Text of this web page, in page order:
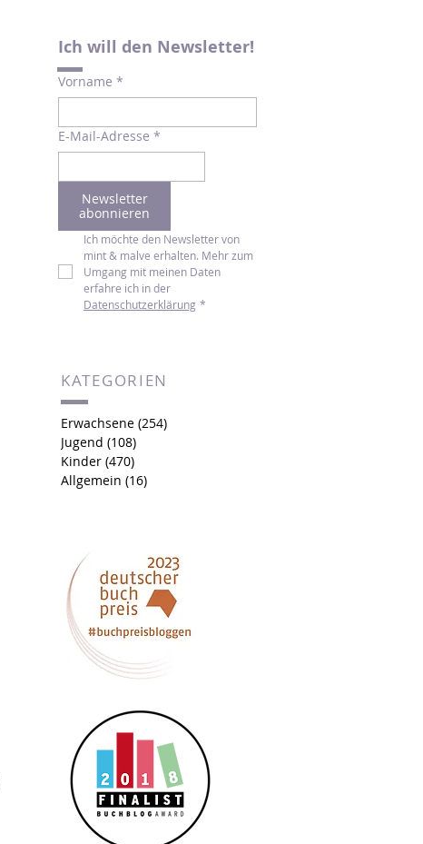
Ich will den Newsletter!
Vorname *
E-Mail-Adresse *
Newsletter
abonnieren
Ich möchte den Newsletter von
mint & malve erhalten. Mehr zum
Umgang mit meinen Daten
Datenschutzerklärung *
KATEGORIEN
Erwachsene (254)
Jugend (108)
Kinder (470)
Allgemein (16)